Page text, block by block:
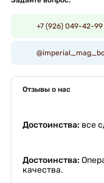
+7 (926) 049-42-99
Отзывы о нас
Достоинства: все
Достоинства:
качества.